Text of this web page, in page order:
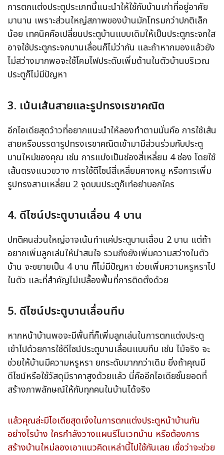
การตกแต่งประตูประเภทนี้แนะนำให้ใช้กับบ้านเก่าที่อยู่อาศัย
มานาน เพราะส่วนใหญ่สภาพของบ้านมักโทรมกว่าปกติเล็ก
น้อย เทคนิคคือเปลี่ยนประตูบ้านแบบเดิมให้เป็นประตูกระจกใส
อาจใช้ประตูกระจกบานเลื่อนก็ไม่ว่ากัน และถ้าหากมองแล้วยัง
ไม่สว่างมากพอจะใช้โคมไฟประดับเพิ่มด้านในตัวบ้านบริเวณ
ประตูก็ไม่มีปัญหา
3. เน้นเส้นสายและรูปทรงเรขาคณิต
อีกไอเดียสุดว้าวที่อยากแนะนำให้ลองทำตามนั่นคือ การใช้เส้น
สายหรือบรรดารูปทรงเรขาคณิตเข้ามามีส่วนร่วมกับประตู
บานใหม่ของคุณ เช่น การแบ่งเป็นช่องสี่เหลี่ยม 4 ช่อง โดยใช้
เส้นตรงแนวขวาง การใช้ดีไซน์สี่เหลี่ยมคางหมู หรือการเพิ่ม
รูปทรงสามเหลี่ยม 2 จุดบนประตูก็เท่อย่าบอกใคร
4. ดีไซน์ประตูบานเลื่อน 4 บาน
ปกติคนส่วนใหญ่อาจเน้นทำแค่ประตูบานเลื่อน 2 บาน แต่ถ้า
อยากเพิ่มลูกเล่นให้น่าสนใจ รวมถึงยังเพิ่มความสว่างในตัว
บ้าน จะขยายเป็น 4 บาน ก็ไม่มีปัญหา ช่วยเพิ่มความหรูหราไป
ในตัว และที่สำคัญไม่เปลื้องพื้นที่การติดตั้งด้วย
5. ดีไซน์ประตูบานเลื่อนทึบ
หากหน้าบ้านพอจะมีพื้นที่ก็เพิ่มลูกเล่นในการตกแต่งประตู
เข้าไปด้วยการใช้ดีไซน์ประตูบานเลื่อนแบบทึบ เช่น ไม้จริง จะ
ช่วยให้บ้านมีความหรูหรา ยกระดับมากกว่าเดิม ยิ่งถ้าคุณมี
ดีไซน์หรือใช้วัสดุมีราคาสูงด้วยแล้ว นี่คืออีกไอเดียชั้นยอดที่
สร้างภาพลักษณ์ให้กับทุกคนในบ้านได้จริง
แล้วคุณล่ะมีไอเดียสุดเจ๋งในการตกแต่งประตูหน้าบ้านกัน
อย่างไรบ้าง ใครกำลังวางแผนรีโนเวทบ้าน หรือต้องการ
สร้างบ้านใหม่ลองเอาแนวคิดเหล่านี้ไปใช้กันเลย เชื่อว่าจะช่วย